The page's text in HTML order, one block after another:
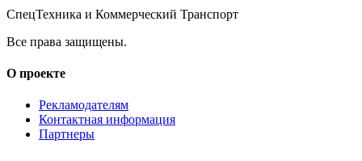
СпецТехника и Коммерческий Транспорт
Все права защищены.
О проекте
Рекламодателям
Контактная информация
Партнеры